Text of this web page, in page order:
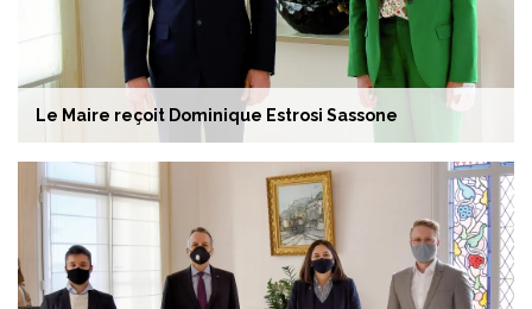
Le Maire reçoit Dominique Estrosi Sassone